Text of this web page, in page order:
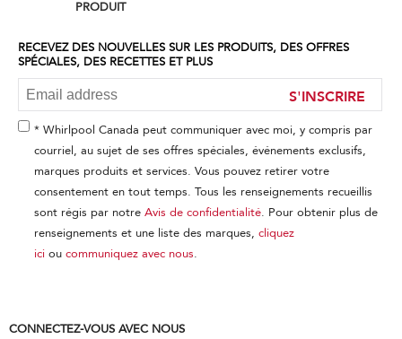
the
this
PRODUIT
RECEVEZ DES NOUVELLES SUR LES PRODUITS, DES OFFRES
SPÉCIALES, DES RECETTES ET PLUS
S'INSCRIRE
* Whirlpool Canada peut communiquer avec moi, y compris par
courriel, au sujet de ses offres spéciales, événements exclusifs,
marques produits et services. Vous pouvez retirer votre
consentement en tout temps. Tous les renseignements recueillis
sont régis par notre Avis de confidentialité. Pour obtenir plus de
renseignements et une liste des marques, cliquez
ici ou communiquez avec nous.
CONNECTEZ-VOUS AVEC NOUS